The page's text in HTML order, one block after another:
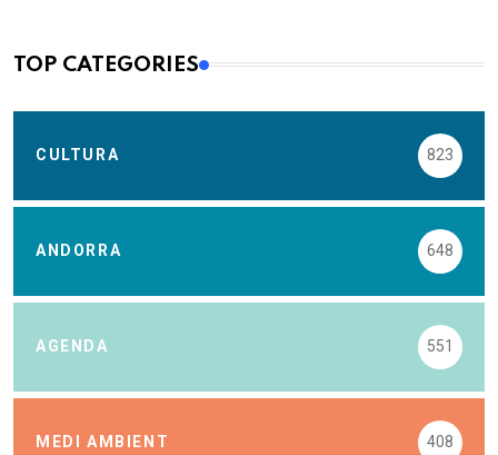
TOP CATEGORIES
CULTURA 823
ANDORRA 648
AGENDA 551
MEDI AMBIENT 408